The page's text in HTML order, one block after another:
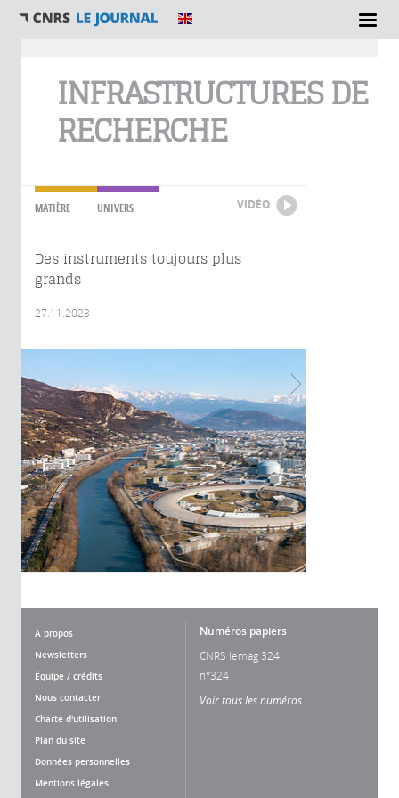
INFRASTRUCTURES DE
RECHERCHE
MATIÈRE UNIVERS VIDÉO
Des instruments toujours plus
grands
27.11.2023
À propos
Newsletters
Équipe / crédits
Nous contacter
Charte d'utilisation
Plan du site
Données personnelles
Mentions légales
Numéros papiers
CNRS lemag 324
n°324
Voir tous les numéros